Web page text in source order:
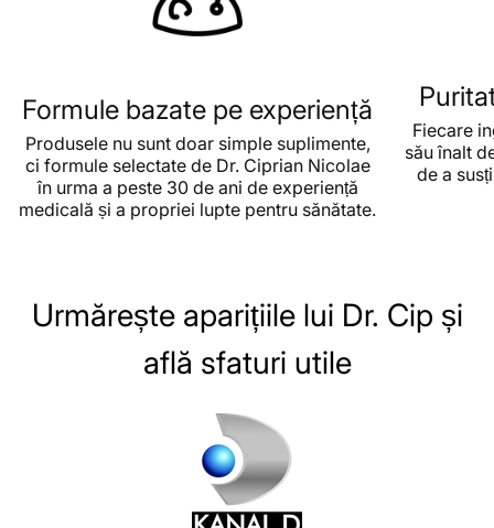
Formule bazate pe experiență
Produsele nu sunt doar simple suplimente,
ci formule selectate de Dr. Ciprian Nicolae
în urma a peste 30 de ani de experiență
medicală și a propriei lupte pentru sănătate.
Fiecare
său înalt
de a
Urmărește aparițiile lui Dr. Cip și
află sfaturi utile